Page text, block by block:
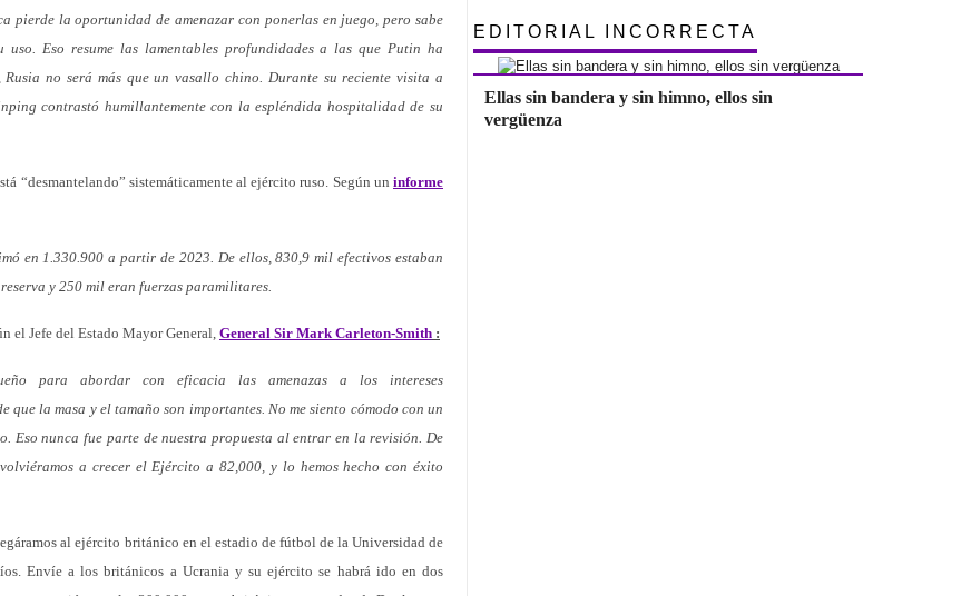
pierde la oportunidad de amenazar con ponerlas en juego, pero sabe
Eso resume las lamentables profundidades a las que Putin ha
no será más que un vasallo chino. Durante su reciente visita a
contrastó humillantemente con la espléndida hospitalidad de su
“desmantelando” sistemáticamente al ejército ruso. Según un informe
en 1.330.900 a partir de 2023. De ellos, 830,9 mil efectivos estaban
y 250 mil eran fuerzas paramilitares.
el Jefe del Estado Mayor General,General Sir Mark Carleton-Smith :
para abordar con eficacia las amenazas a los intereses
que la masa y el tamaño son importantes. No me siento cómodo con un
Eso nunca fue parte de nuestra propuesta al entrar en la revisión. De
a crecer el Ejército a 82,000, y lo hemos hecho con éxito
al ejército británico en el estadio de fútbol de la Universidad de
Envíe a los británicos a Ucrania y su ejército se habrá ido en dos
EDITORIAL INCORRECTA
Ellas sin bandera y sin himno, ellos sin
vergüenza